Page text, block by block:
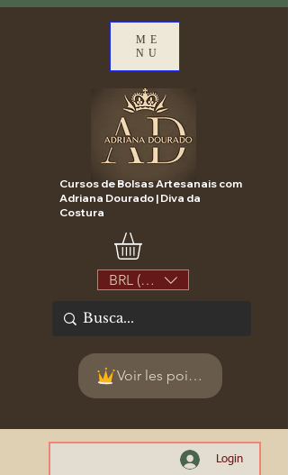
ME
NU
Cursos de Bolsas Artesanais com
Adriana Dourado | Diva da
Costura
BRL (R$)
Voir les points
Login